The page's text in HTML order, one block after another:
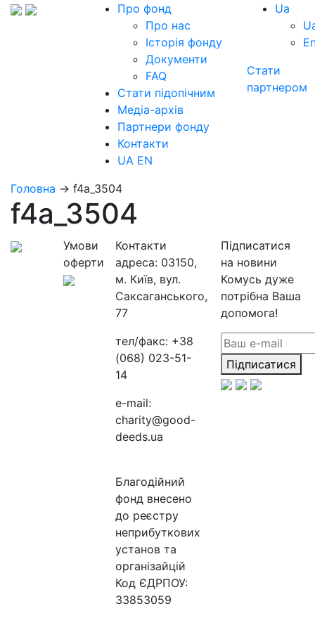
Про фонд
Про нас
Історія фонду
Документи
FAQ
Стати підопічним
Медіа-архів
Партнери фонду
Контакти
UA EN
Ua
Стати
партнером
Головна → f4a_3504
f4a_3504
Умови
оферти
Контакти
адреса: 03150,
м. Київ, вул.
Саксаганського,
77
тел/факс: +38
(068) 023-51-
14
e-mail:
charity@good-
deeds.ua
Благодійний
фонд внесено
до реєстру
неприбуткових
установ та
організайцій
Код ЄДРПОУ:
33853059
Підписатися
на новини
Комусь дуже
потрібна Ваша
допомога!
Підписатися